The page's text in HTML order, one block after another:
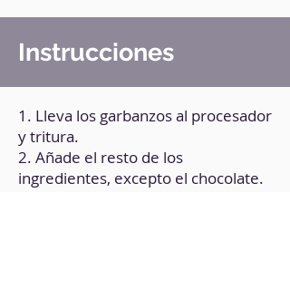
Instrucciones
1. Lleva los garbanzos al procesador
y tritura.
2. Añade el resto de los
ingredientes, excepto el chocolate.